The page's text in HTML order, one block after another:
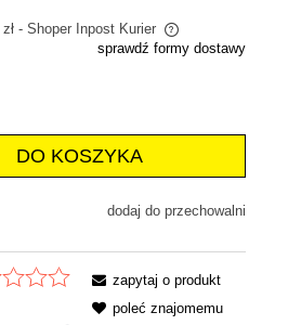
- Shoper Inpost Kurier
kosztów płatności
sprawdź formy dostawy
DO KOSZYKA
dodaj do przechowalni
zapytaj o produkt
poleć znajomemu